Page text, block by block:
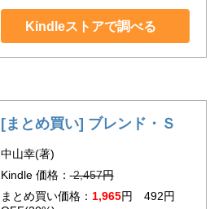
Kindleストアで調べる
[まとめ買い] ブレンド・Ｓ
中山幸(著)
Kindle 価格： 2,457円
まとめ買い価格： 1,965円 492円